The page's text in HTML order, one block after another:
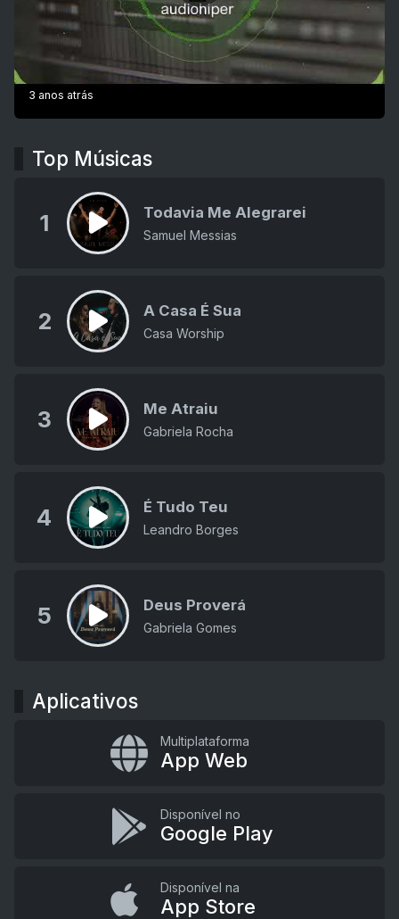
3 anos atrás
Top Músicas
1 Todavia Me Alegrarei
Samuel Messias
2 A Casa É Sua
Casa Worship
3 Me Atraiu
Gabriela Rocha
4 É Tudo Teu
Leandro Borges
5 Deus Proverá
Gabriela Gomes
Aplicativos
Multiplataforma
App Web
Disponível no
Google Play
Disponível na
App Store